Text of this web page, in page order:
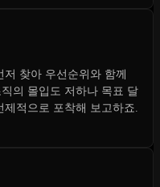
찾아 우선순위와 함께
의 몰입도 저하나 목표 달
적으로 포착해 보고하죠.